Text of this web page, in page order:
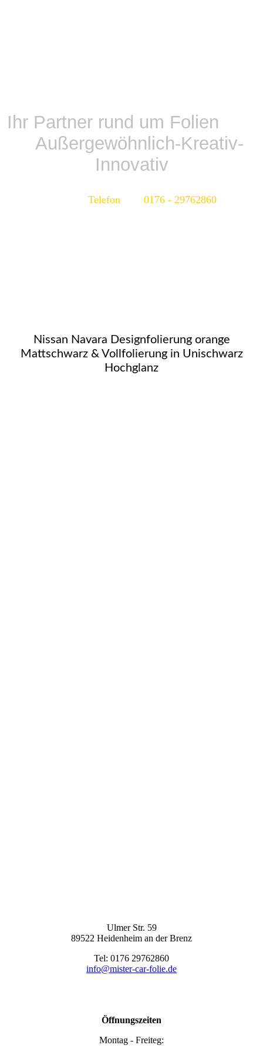
Ihr Partner rund um Folien
Außergewöhnlich-Kreativ-
Innovativ
Telefon 0176 - 29762860
Nissan Navara Designfolierung orange
Mattschwarz & Vollfolierung in Unischwarz
Hochglanz
Ulmer Str. 59
89522 Heidenheim an der Brenz
Tel: 0176 29762860
info@mister-car-folie.de
Öffnungszeiten
Montag - Freiteg: